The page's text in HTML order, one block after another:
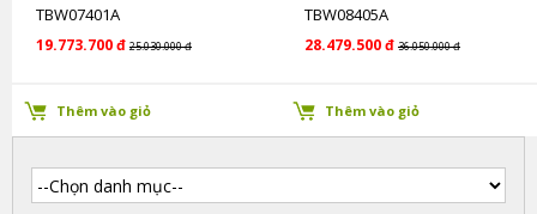
TBW07401A
19.773.700 đ 25.030.000 đ
Thêm vào giỏ
TBW08405A
28.479.500 đ 36.050.000 đ
Thêm vào giỏ